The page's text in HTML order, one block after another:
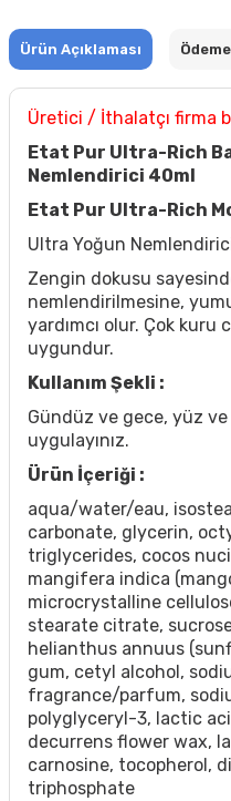
Ürün Açıklaması
Üretici / İthalatçı firma
Etat Pur Ultra-Rich
Nemlendirici 40ml
Etat Pur Ultra-Rich
Ultra Yoğun
Zengin dokusu
nemlendirilmesine,
yardımcı olur. Çok kuru
uygundur.
Kullanım Şekli :
Gündüz ve gece, yüz
uygulayınız.
Ürün İçeriği :
aqua/water/eau,
carbonate, glycerin,
triglycerides, cocos
mangifera indica
microcrystalline
stearate citrate,
helianthus annuus
gum, cetyl alcohol,
fragrance/parfum,
polyglyceryl-3, lactic
decurrens flower wax,
carnosine, tocopherol,
triphosphate